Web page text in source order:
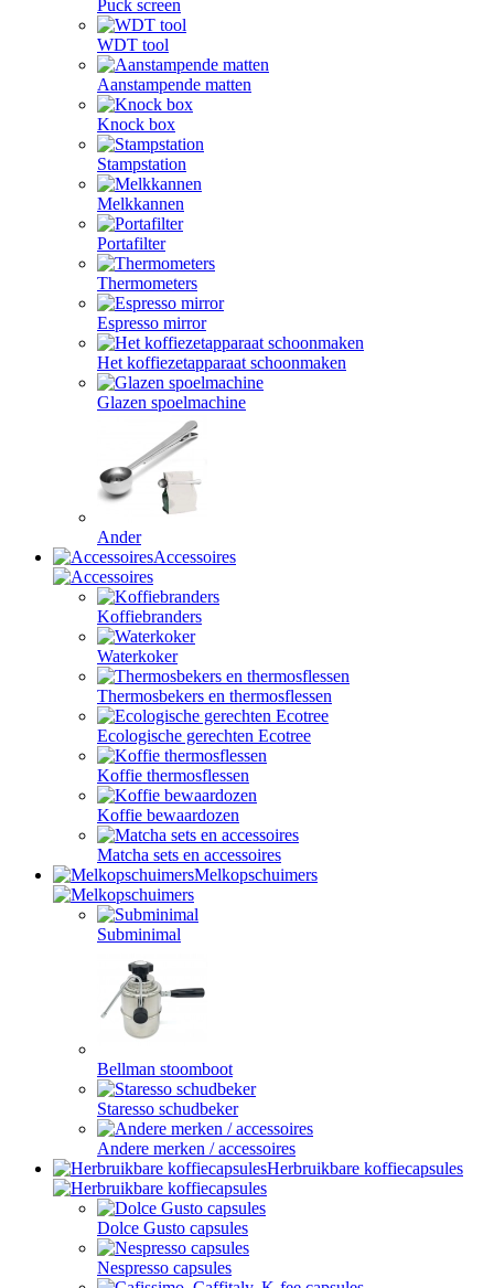
Puck screen
WDT tool
Aanstampende matten
Knock box
Stampstation
Melkkannen
Portafilter
Thermometers
Espresso mirror
Het koffiezetapparaat schoonmaken
Glazen spoelmachine
Ander
Accessoires
Koffiebranders
Waterkoker
Thermosbekers en thermosflessen
Ecologische gerechten Ecotree
Koffie thermosflessen
Koffie bewaardozen
Matcha sets en accessoires
Melkopschuimers
Subminimal
Bellman stoomboot
Staresso schudbeker
Andere merken / accessoires
Herbruikbare koffiecapsules
Dolce Gusto capsules
Nespresso capsules